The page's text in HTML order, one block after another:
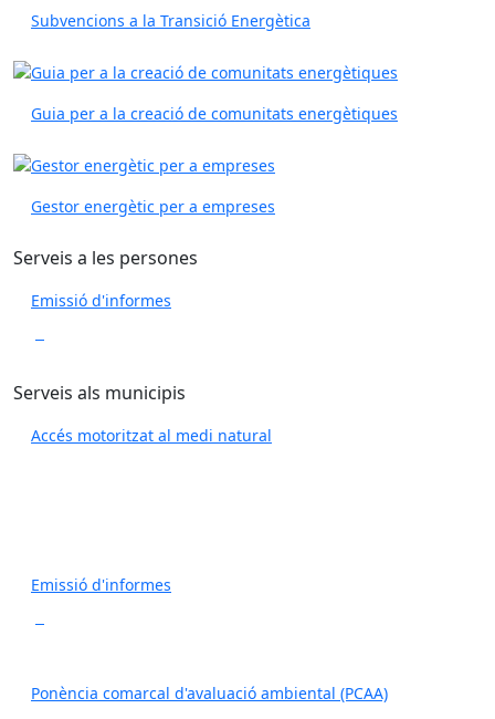
Subvencions a la Transició Energètica
Guia per a la creació de comunitats energètiques
Gestor energètic per a empreses
Serveis a les persones
Emissió d'informes
Serveis als municipis
Accés motoritzat al medi natural
Emissió d'informes
Ponència comarcal d'avaluació ambiental (PCAA)